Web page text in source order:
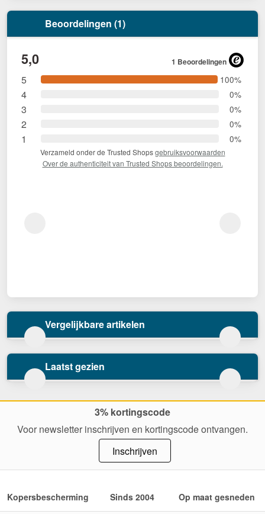
Beoordelingen (1)
5,0 1 Beoordelingen
5 100%
4 0%
3 0%
2 0%
1 0%
Verzameld onder de Trusted Shopsgebruiksvoorwaarden
Over de authenticiteit van Trusted Shops beoordelingen.
Vergelijkbare artikelen
Laatst gezien
3% kortingscode
Voor newsletter inschrijven en kortingscode ontvangen.
Inschrijven
Kopersbescherming Sinds 2004 Op maat gesneden